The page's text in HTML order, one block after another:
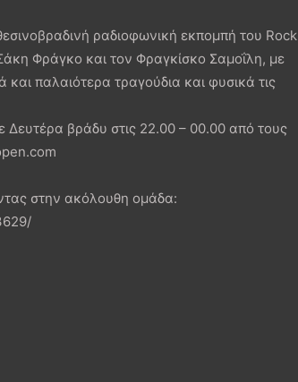
ραδιοφωνική εκπομπή του Rock
Φράγκο και τον Φραγκίσκο Σαμοΐλη, με
παλαιότερα τραγούδια και φυσικά τις
Δευτέρα βράδυ στις 22.00 – 00.00 από τους
στην ακόλουθη ομάδα: